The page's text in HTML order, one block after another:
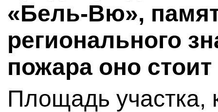
«Бель-Вю»,
регионального
пожара оно
Площадь участка,